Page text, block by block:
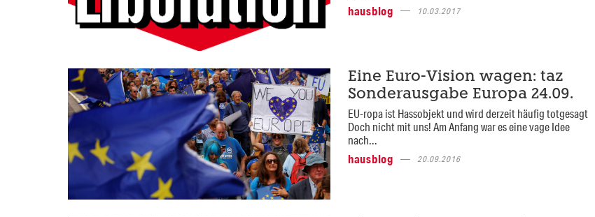
hausblog
10.03.2017
Eine Euro-Vision wagen: taz
Sonderausgabe Europa 24.09.
EU-ropa ist Hassobjekt und wird derzeit häufig totgesagt
Doch nicht mit uns! Am Anfang war es eine vage Idee
nach...
hausblog
20.09.2016